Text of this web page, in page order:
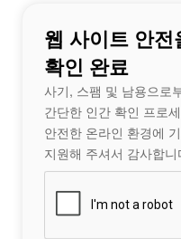
웹 사이트 안
확인 완료
사기, 스팸 및 남용으로
간단한 인간 확인 프로
안전한 온라인 환경에
지원해 주셔서 감사합니